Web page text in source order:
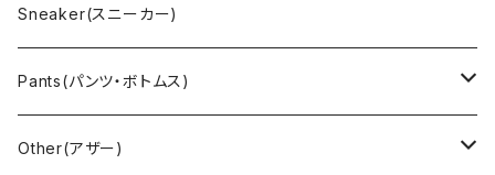
Outdoor(アウトドア)
Cover all(カバーオール)
Nylon Jacket(ナイロンジャケット)
Lee （リー）
Russell（ラッセル）
Cardigan(カーディガン)
Vest(ベスト)
Military （ミリタリー）
Military（ミリタリー）
Euro(ヨーロッパ)
Work（ワーク）
Hawaiian(ハワイアン)
Military (ミリタリー )
bowling（ボウリング）
Champion(チャンピオン)
Sport(スポーツ)
Harley Davidson(ハーレーダビッドソン)
Sneaker(スニーカー)
Pants(パンツ・ボトムス)
Carhartt,Dickies(カーハート、ディッキーズ)
Other(アザー)